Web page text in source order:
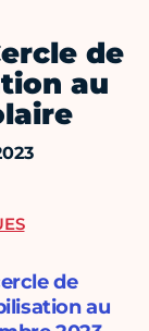
de
au
de
au